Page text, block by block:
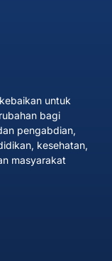
untuk
bagi
pengabdian,
kesehatan,
masyarakat